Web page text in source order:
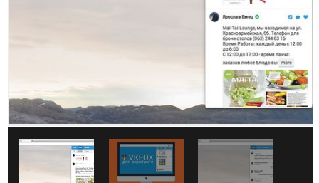
notifications
and
display